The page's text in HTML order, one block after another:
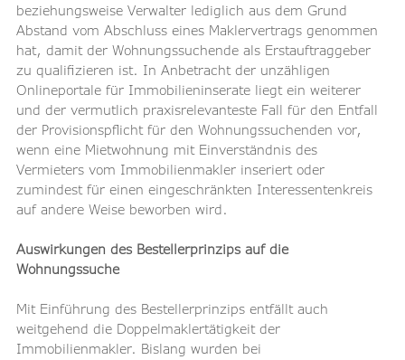
beziehungsweise Verwalter lediglich aus dem Grund
Abstand vom Abschluss eines Maklervertrags genommen
hat, damit der Wohnungssuchende als Erstauftraggeber
zu qualifizieren ist. In Anbetracht der unzähligen
Onlineportale für Immobilieninserate liegt ein weiterer
und der vermutlich praxisrelevanteste Fall für den Entfall
der Provisionspflicht für den Wohnungssuchenden vor,
wenn eine Mietwohnung mit Einverständnis des
Vermieters vom Immobilienmakler inseriert oder
zumindest für einen eingeschränkten Interessentenkreis
auf andere Weise beworben wird.
Auswirkungen des Bestellerprinzips auf die
Wohnungssuche
Mit Einführung des Bestellerprinzips entfällt auch
weitgehend die Doppelmaklertätigkeit der
Immobilienmakler. Bislang wurden bei